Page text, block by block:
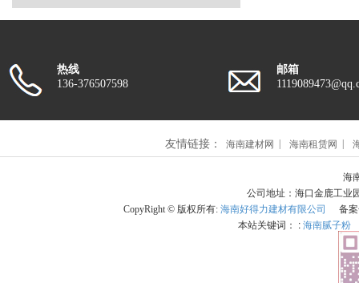
热线
136-376507598
邮箱
友情链接： 海南建材网 海南租赁网
海
公司地址：海口金鹿工业
CopyRight © 版权所有: 海南好得力建材有限公司 备
本站关键词： :海南腻子粉